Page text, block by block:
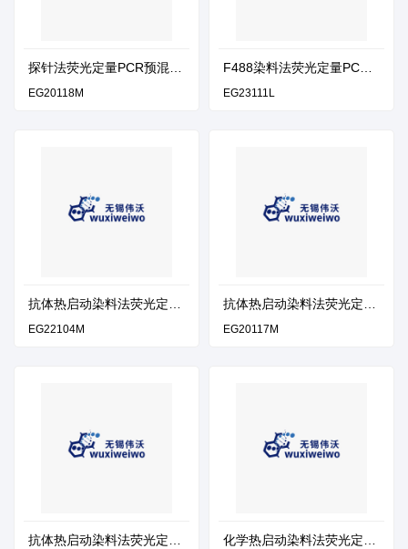
探针法荧光定量PCR预混液
（无ROX）
EG20118M
F488染料法荧光定量PCR
预混液（通用校正染料）
EG23111L
抗体热启动染料法荧光定量
PCR预混液（独立ROX）
EG22104M
抗体热启动染料法荧光定量
PCR预混液（通用ROX）
EG20117M
抗体热启动染料法荧光定量
化学热启动染料法荧光定量